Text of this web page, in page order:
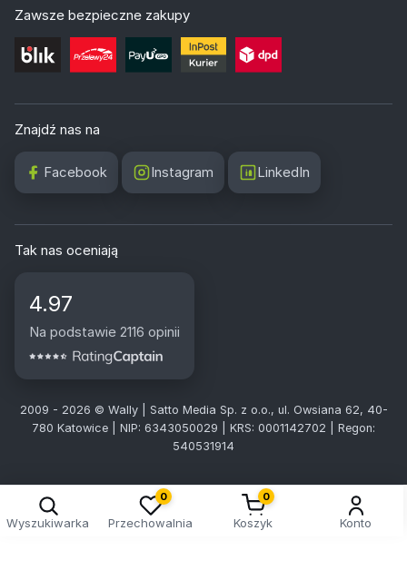
Zawsze bezpieczne zakupy
Znajdź nas na
Facebook Instagram LinkedIn
Tak nas oceniają
4.97
Na podstawie 2116 opinii
2009 - 2026 © Wally | Satto Media Sp. z o.o., ul. Owsiana 62, 40-
780 Katowice | NIP: 6343050029 | KRS: 0001142702 | Regon:
540531914
Wyszukiwarka
0
Przechowalnia
0
Koszyk Konto